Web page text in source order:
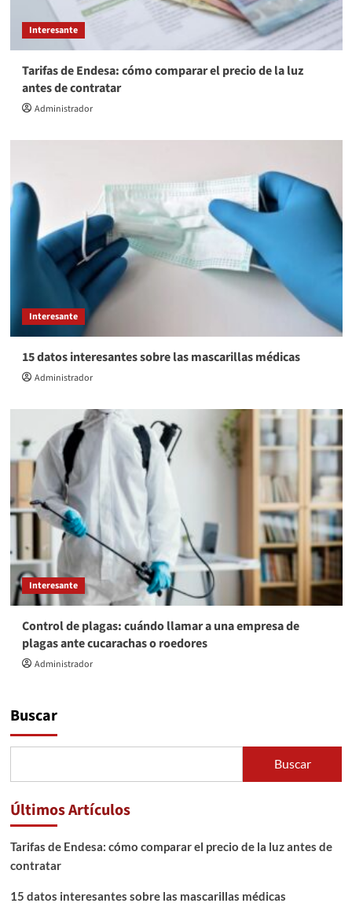
Interesante
Tarifas de Endesa: cómo comparar el precio de la luz
antes de contratar
Administrador
Interesante
15 datos interesantes sobre las mascarillas médicas
Administrador
Interesante
Control de plagas: cuándo llamar a una empresa de
plagas ante cucarachas o roedores
Administrador
Buscar
Buscar
Últimos Artículos
Tarifas de Endesa: cómo comparar el precio de la luz antes de
contratar
15 datos interesantes sobre las mascarillas médicas